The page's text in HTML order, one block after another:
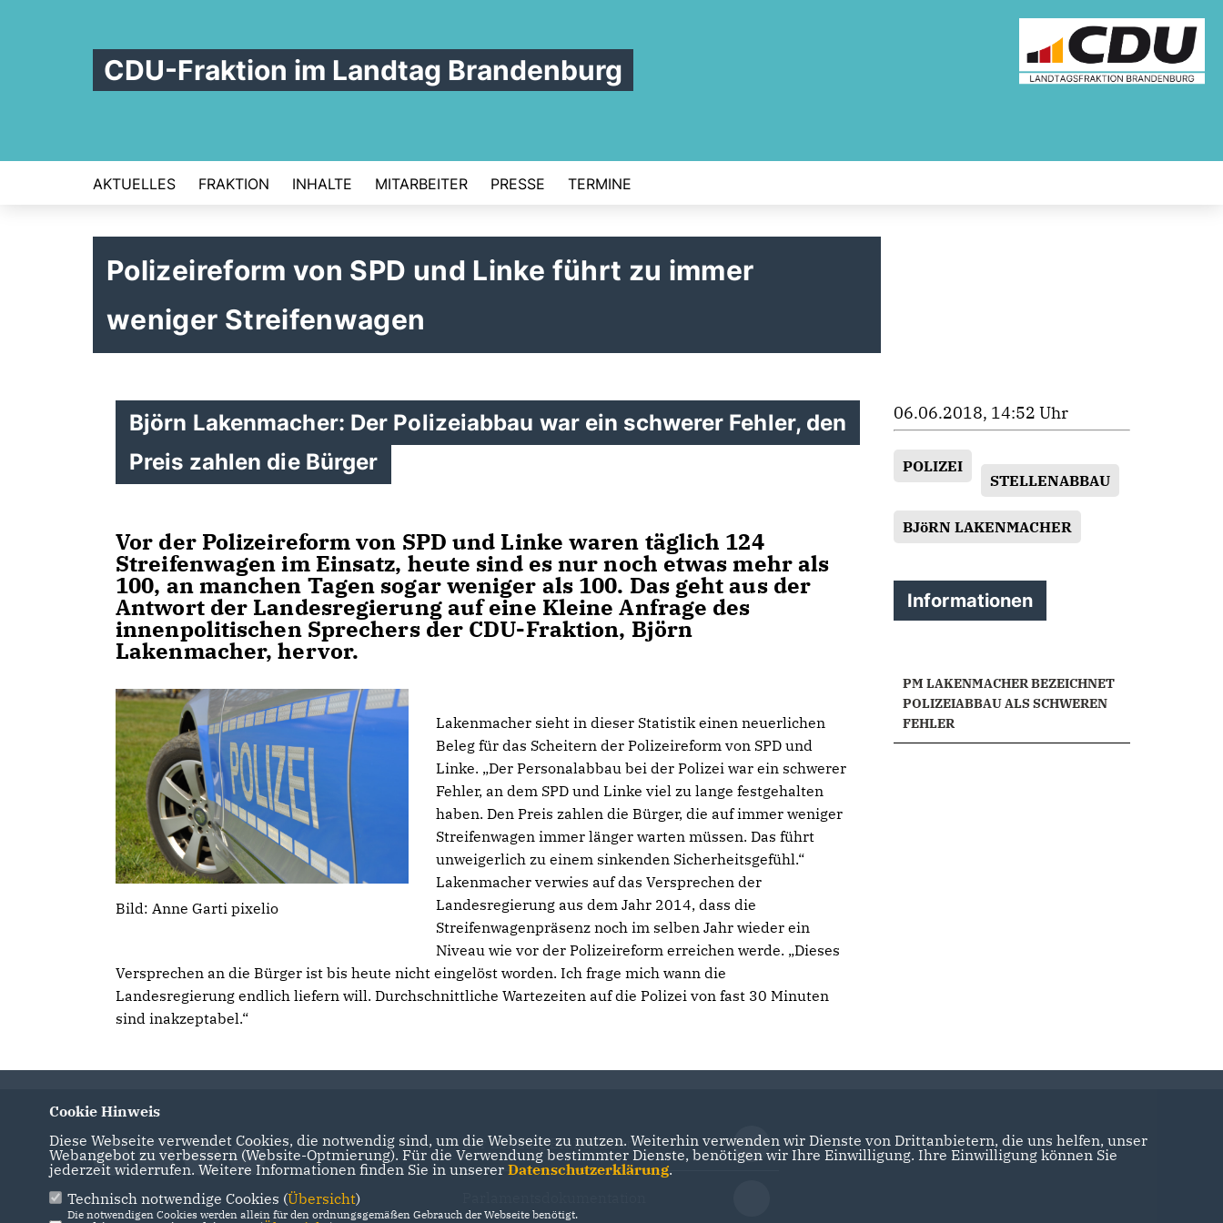
CDU-Fraktion im Landtag Brandenburg
AKTUELLES FRAKTION INHALTE MITARBEITER PRESSE TERMINE
Polizeireform von SPD und Linke führt zu immer
weniger Streifenwagen
Björn Lakenmacher: Der Polizeiabbau war ein schwerer Fehler, den
Preis zahlen die Bürger
Vor der Polizeireform von SPD und Linke waren täglich 124
Streifenwagen im Einsatz, heute sind es nur noch etwas mehr als
100, an manchen Tagen sogar weniger als 100. Das geht aus der
Antwort der Landesregierung auf eine Kleine Anfrage des
innenpolitischen Sprechers der CDU-Fraktion, Björn
Lakenmacher, hervor.
Bild: Anne Garti pixelio
Lakenmacher sieht in dieser Statistik einen neuerlichen
Beleg für das Scheitern der Polizeireform von SPD und
Linke. „Der Personalabbau bei der Polizei war ein schwerer
Fehler, an dem SPD und Linke viel zu lange festgehalten
haben. Den Preis zahlen die Bürger, die auf immer weniger
Streifenwagen immer länger warten müssen. Das führt
unweigerlich zu einem sinkenden Sicherheitsgefühl.“
Lakenmacher verwies auf das Versprechen der
Landesregierung aus dem Jahr 2014, dass die
Streifenwagenpräsenz noch im selben Jahr wieder ein
Niveau wie vor der Polizeireform erreichen werde. „Dieses
Versprechen an die Bürger ist bis heute nicht eingelöst worden. Ich frage mich wann die
Landesregierung endlich liefern will. Durchschnittliche Wartezeiten auf die Polizei von fast 30 Minuten
sind inakzeptabel.“
06.06.2018, 14:52 Uhr
POLIZEI
STELLENABBAU
BJöRN LAKENMACHER
Informationen
PM LAKENMACHER BEZEICHNET
POLIZEIABBAU ALS SCHWEREN
FEHLER
Der Landtag Brandenburg
Cookie Hinweis
Diese Webseite verwendet Cookies, die notwendig sind, um die Webseite zu nutzen. Weiterhin verwenden wir Dienste von Drittanbietern, die uns helfen, unser
Webangebot zu verbessern (Website-Optmierung). Für die Verwendung bestimmter Dienste, benötigen wir Ihre Einwilligung. Ihre Einwilligung können Sie
jederzeit widerrufen. Weitere Informationen finden Sie in unserer Datenschutzerklärung.
Technisch notwendige Cookies (Übersicht)
Die notwendigen Cookies werden allein für den ordnungsgemäßen Gebrauch der Webseite benötigt.